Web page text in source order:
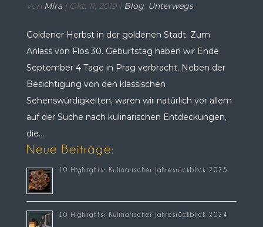
von Mira| Okt. 11, 2019| Blog, Unterwegs
Goldener Herbst in der goldenen Stadt. Zum
Anlass von Flos 30. Geburtstag haben wir Ende
September 4 Tage in Prag verbracht. Neben der
Besichtigung von den klassischen
Sehenswürdigkeiten, waren wir natürlich vor allem
auf der Suche nach kulinarischen Entdeckungen,
die...
Neue Beiträge:
10 Highlights: Kulinarischer Jahresrückblick 2025
10 Highlights: Kulinarischer Jahresrückblick 2024